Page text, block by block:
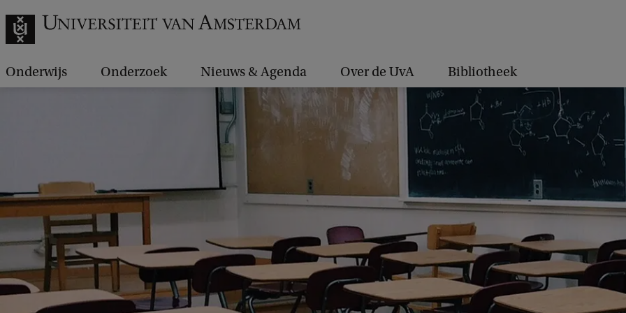
Onderwijs Onderzoek Nieuws & Agenda Over de UvA Bibliotheek